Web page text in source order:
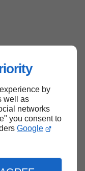
by
well as
networks
you consent to
Google